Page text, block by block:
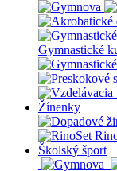
Gymnastické
Žínenky
Školský šport